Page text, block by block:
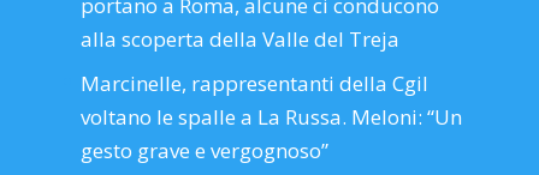
portano a Roma, alcune ci conducono
alla scoperta della Valle del Treja
Marcinelle, rappresentanti della Cgil
voltano le spalle a La Russa. Meloni: “Un
gesto grave e vergognoso”